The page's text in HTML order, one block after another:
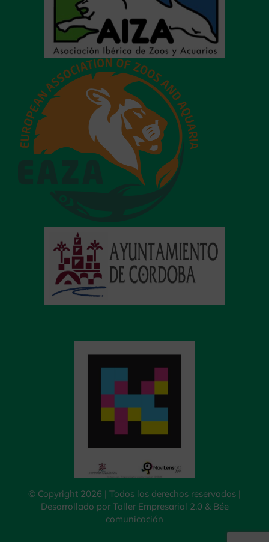
© Copyright 2026 | Todos los derechos reservados |
Desarrollado por Taller Empresarial 2.0 & Bée
comunicación